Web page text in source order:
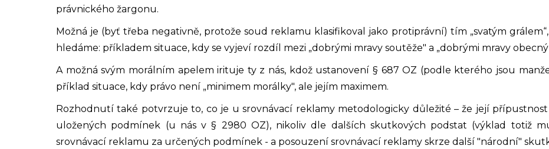
právnického žargonu.
Možná je (byť třeba negativně, protože soud reklamu klasifikoval jako protiprávní) tím „svatým
hledáme: příkladem situace, kdy se vyjeví rozdíl mezi „dobrými mravy soutěže" a „dobrými mravy
A možná svým morálním apelem irituje ty z nás, kdož ustanovení § 687 OZ (podle kterého jsou
příklad situace, kdy právo není „minimem morálky", ale jejím maximem.
Rozhodnutí také potvrzuje to, co je u srovnávací reklamy metodologicky důležité – že její
uložených podmínek (u nás v § 2980 OZ), nikoliv dle dalších skutkových podstat (výklad totiž
srovnávací reklamu za určených podmínek - a posouzení srovnávací reklamy skrze další "národní"